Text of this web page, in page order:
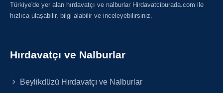
Türkiye'de yer alan hırdavatçı ve nalburlar Hirdavatciburada.com ile
hızlıca ulaşabilir, bilgi alabilir ve inceleyebilirsiniz.
Hırdavatçı ve Nalburlar
Beylikdüzü Hırdavatçı ve Nalburlar